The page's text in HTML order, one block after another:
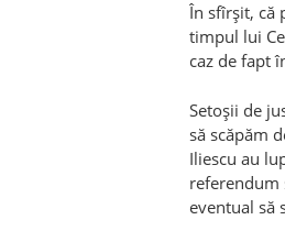
În sfîrșit, că
timpul lui
caz de fapt
Setoșii de
să scăpăm
Iliescu au
referendum
eventual să